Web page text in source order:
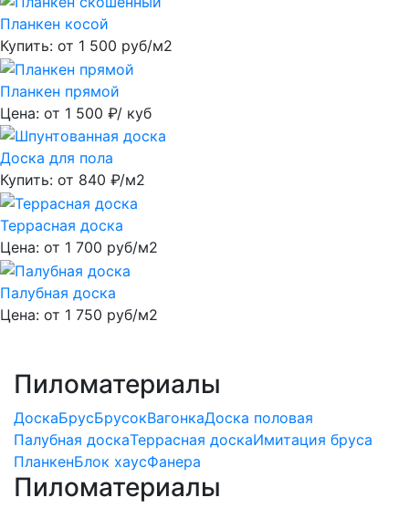
Планкен косой
Купить: от 1 500 руб/м2
Планкен прямой
Цена: от 1 500 ₽/ куб
Доска для пола
Купить: от 840 ₽/м2
Террасная доска
Цена: от 1 700 руб/м2
Палубная доска
Цена: от 1 750 руб/м2
Пиломатериалы
ДоскаБрусБрусокВагонкаДоска половая
Палубная доскаТеррасная доскаИмитация бруса
ПланкенБлок хаусФанера
Пиломатериалы